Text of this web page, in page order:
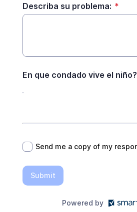
Describa su problema: *
En que condado vive el niño?
Send me a copy of my
Submit
Powered by